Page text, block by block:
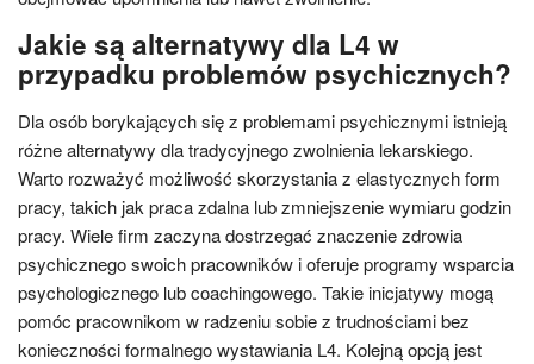
Jakie są alternatywy dla L4 w
przypadku problemów psychicznych?
Dla osób borykających się z problemami psychicznymi istnieją
różne alternatywy dla tradycyjnego zwolnienia lekarskiego.
Warto rozważyć możliwość skorzystania z elastycznych form
pracy, takich jak praca zdalna lub zmniejszenie wymiaru godzin
pracy. Wiele firm zaczyna dostrzegać znaczenie zdrowia
psychicznego swoich pracowników i oferuje programy wsparcia
psychologicznego lub coachingowego. Takie inicjatywy mogą
pomóc pracownikom w radzeniu sobie z trudnościami bez
konieczności formalnego wystawiania L4. Kolejną opcją jest